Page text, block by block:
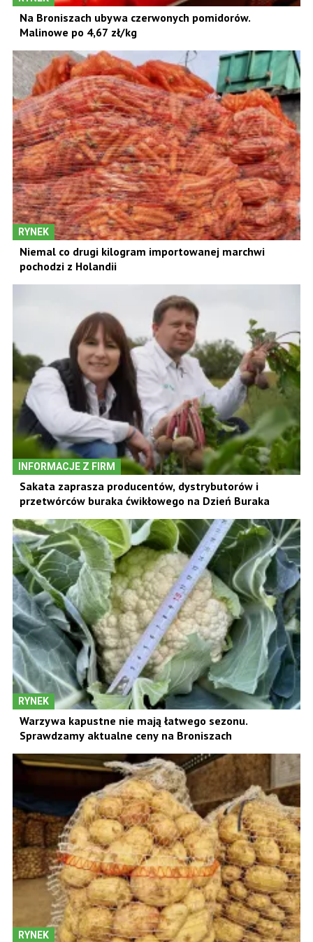
Na Broniszach ubywa czerwonych pomidorów.
Malinowe po 4,67 zł/kg
RYNEK
Niemal co drugi kilogram importowanej marchwi
pochodzi z Holandii
INFORMACJE Z FIRM
Sakata zaprasza producentów, dystrybutorów i
przetwórców buraka ćwikłowego na Dzień Buraka
RYNEK
Warzywa kapustne nie mają łatwego sezonu.
Sprawdzamy aktualne ceny na Broniszach
RYNEK